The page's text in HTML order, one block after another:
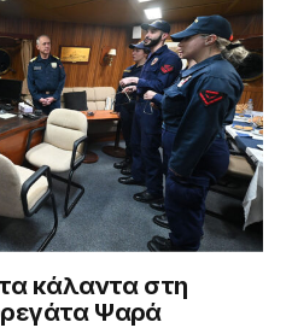
κάλαντα στη
Ψαρά